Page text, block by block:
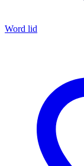
Word lid